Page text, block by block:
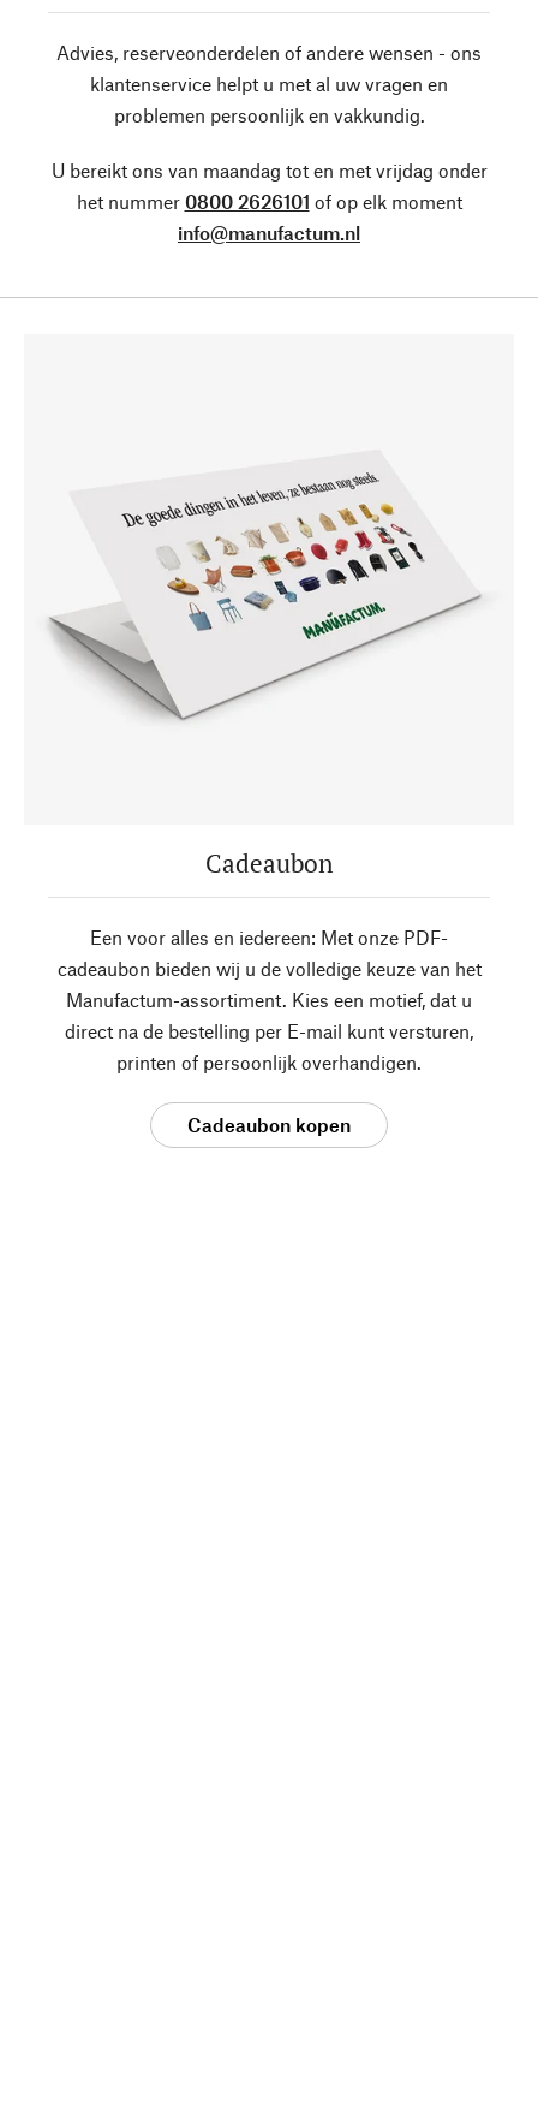
Advies, reserveonderdelen of andere wensen - ons
klantenservice helpt u met al uw vragen en
problemen persoonlijk en vakkundig.
U bereikt ons van maandag tot en met vrijdag onder
het nummer 0800 2626101 of op elk moment
info@manufactum.nl
Cadeaubon
Een voor alles en iedereen: Met onze PDF-
cadeaubon bieden wij u de volledige keuze van het
Manufactum-assortiment. Kies een motief, dat u
direct na de bestelling per E-mail kunt versturen,
printen of persoonlijk overhandigen.
Cadeaubon kopen